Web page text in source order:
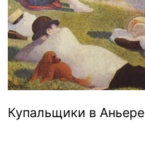
Купальщики в Аньере